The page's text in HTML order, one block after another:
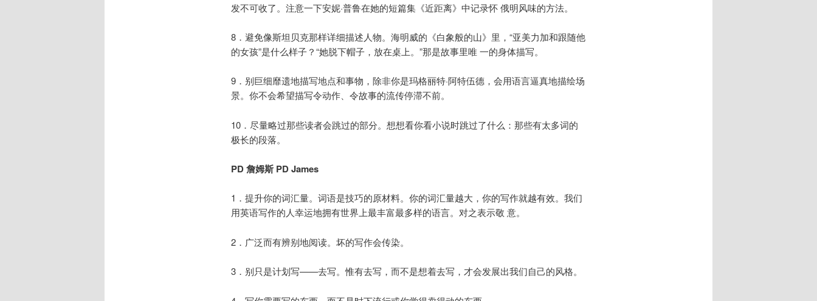
发不可收了。注意一下安妮·普鲁在她的短篇集《近距离》中记录怀 俄明风味的方法。
8．避免像斯坦贝克那样详细描述人物。海明威的《白象般的山》里，“亚美力加和跟随他
的女孩”是什么样子？“她脱下帽子，放在桌上。”那是故事里唯 一的身体描写。
9．别巨细靡遗地描写地点和事物，除非你是玛格丽特·阿特伍德，会用语言逼真地描绘场
景。你不会希望描写令动作、令故事的流传停滞不前。
10．尽量略过那些读者会跳过的部分。想想看你看小说时跳过了什么：那些有太多词的
极长的段落。
PD 詹姆斯 PD James
1．提升你的词汇量。词语是技巧的原材料。你的词汇量越大，你的写作就越有效。我们
用英语写作的人幸运地拥有世界上最丰富最多样的语言。对之表示敬 意。
2．广泛而有辨别地阅读。坏的写作会传染。
3．别只是计划写——去写。惟有去写，而不是想着去写，才会发展出我们自己的风格。